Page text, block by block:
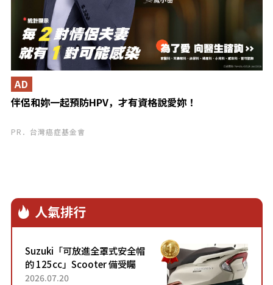
伴侶和妳一起預防HPV，才有資格說愛妳！
AD
PR．台灣癌症基金會
人氣排行
Suzuki「可放進全罩式安全帽
的 125cc」Scooter 備受矚
目！採用全新流線設計與各項
2026.07.20